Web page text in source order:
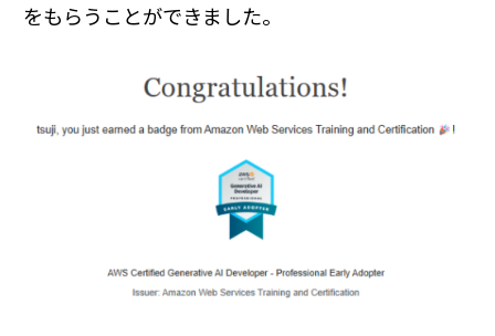
をもらうことができました。